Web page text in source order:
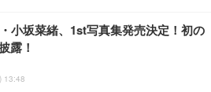
れ パソコンチェア (ブラック)
ィスチェア デスクチェア 疲れない テレ
強化バックレスト 30度ロッキング機
椅子 腰サポート 90度跳ね上げ式アーム
】Dell E2724HS 27インチ 液晶モニタ
1920×1080）VA 非光沢 HDMI/DisplayP
ーカー内蔵 高さ調整 スイベル VESA対
スマートベーシック) 【Amazon.co.jp
Basic アイリスオーヤマ ペットシーツ
ワイド 100枚入 (x 1) (ケース販売)
小坂菜緒、1st写真集発売決定！初の
露！
13:48